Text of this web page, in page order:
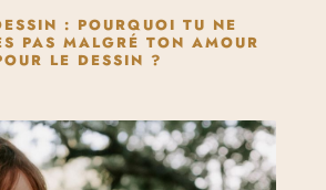
: POURQUOI TU NE
PAS MALGRÉ TON AMOUR
LE DESSIN ?